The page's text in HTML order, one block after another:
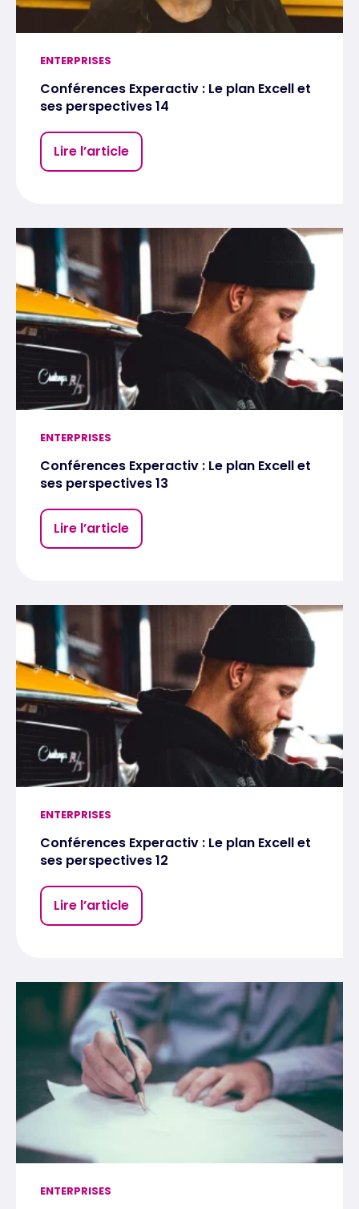
ENTERPRISES
Conférences Experactiv : Le plan Excell et
ses perspectives 14
Lire l’article
ENTERPRISES
Conférences Experactiv : Le plan Excell et
ses perspectives 13
Lire l’article
ENTERPRISES
Conférences Experactiv : Le plan Excell et
ses perspectives 12
Lire l’article
ENTERPRISES